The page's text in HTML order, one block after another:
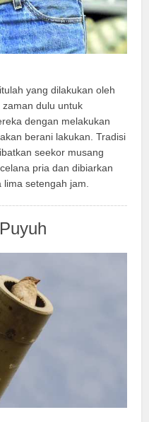
yang dilakukan oleh
dulu untuk
dengan melakukan
berani lakukan. Tradisi
seekor musang
pria dan dibiarkan
setengah jam.